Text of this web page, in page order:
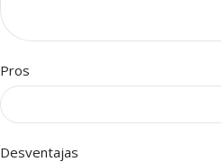
Pros
Desventajas